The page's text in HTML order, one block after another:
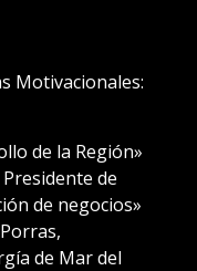
Motivacionales:
de la Región»
de
de negocios»
de Mar del